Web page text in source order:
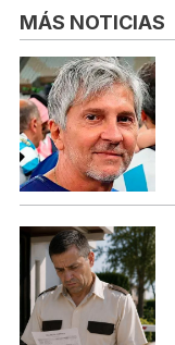
MÁS NOTICIAS